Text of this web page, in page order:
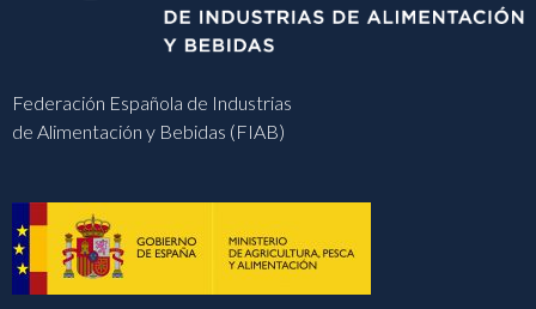
Federación Española de Industrias
de Alimentación y Bebidas (FIAB)